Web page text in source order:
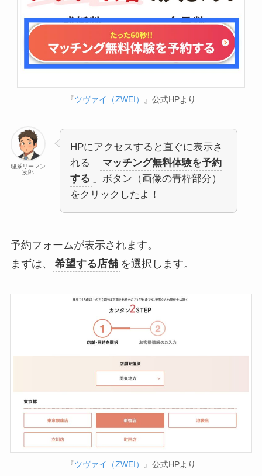
『ツヴァイ（ZWEI） 』公式HPより
理系リーマン
次郎
HPにアクセスすると直ぐに表示さ
れる「 マッチング無料体験を予約
する 」ボタン（画像の青枠部分）
をクリックしたよ！
予約フォームが表示されます。
まずは、
希望する店舗 を選択します。
『ツヴァイ（ZWEI） 』公式HPより